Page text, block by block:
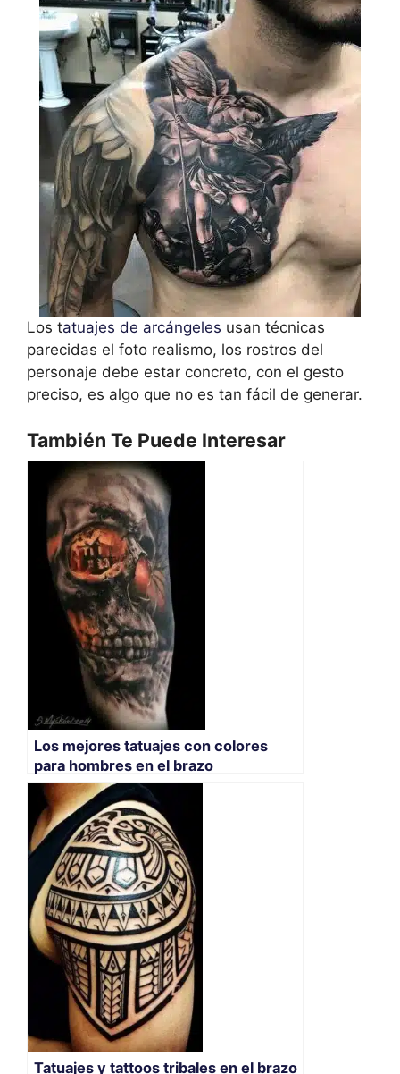
Los tatuajes de arcángeles usan técnicas
parecidas el foto realismo, los rostros del
personaje debe estar concreto, con el gesto
preciso, es algo que no es tan fácil de generar.
También Te Puede Interesar
Los mejores tatuajes con colores
para hombres en el brazo
Tatuajes y tattoos tribales en el brazo